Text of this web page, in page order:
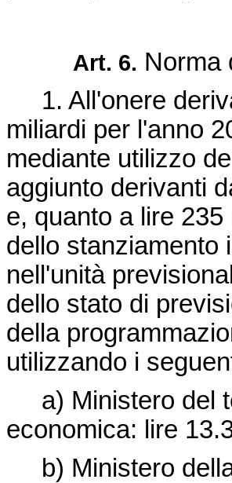
Art. 6. Norma
1. All'onere
miliardi per l'anno
mediante utilizzo
aggiunto derivanti
e, quanto a lire
dello stanziamento
nell'unità
dello stato di
della
utilizzando i
a) Ministero del
economica: lire
b) Ministero della